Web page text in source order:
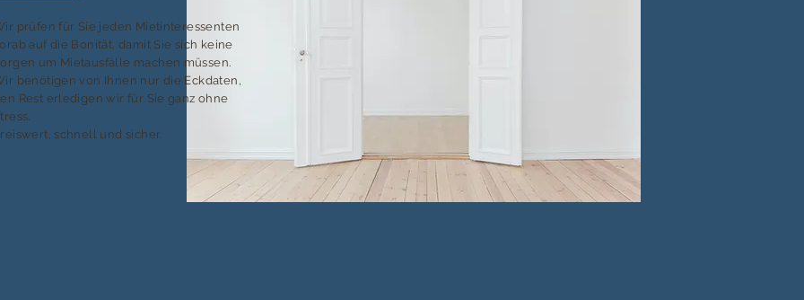
prüfen für Sie jeden Mietinteressenten
auf die Bonität, damit Sie sich keine
um Mietausfälle machen müssen.
benötigen von Ihnen nur die Eckdaten,
Rest erledigen wir für Sie ganz ohne
schnell und sicher.